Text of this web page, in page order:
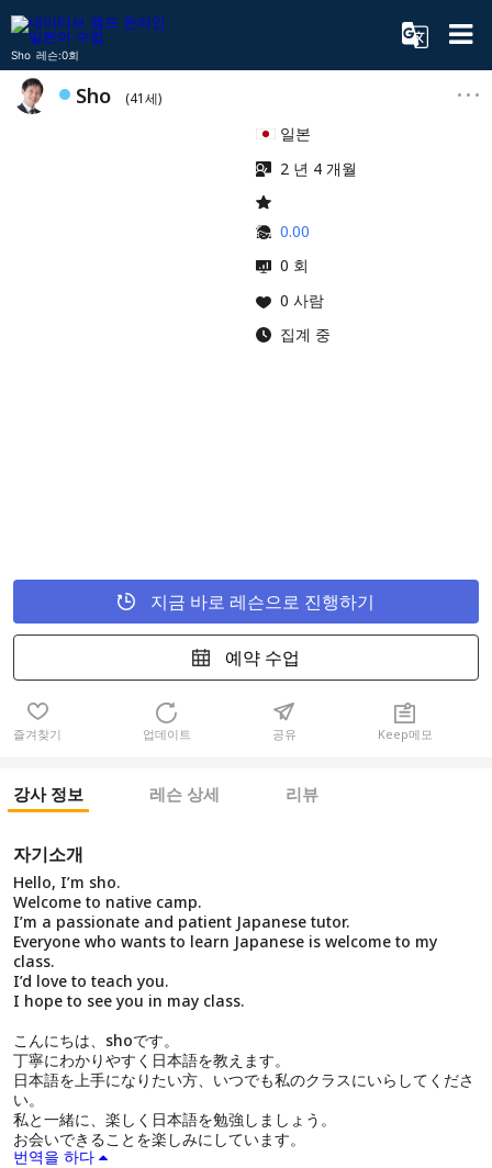
Sho 레슨:0회
Sho (41세)
일본
2 년 4 개월
0.00
0 회
0 사람
집계 중
지금 바로 레슨으로 진행하기
예약 수업
즐겨찾기 업데이트 공유 Keep메모
강사 정보 레슨 상세 리뷰
자기소개
Hello, I’m sho.
Welcome to native camp.
I’m a passionate and patient Japanese tutor.
Everyone who wants to learn Japanese is welcome to my
class.
I’d love to teach you.
I hope to see you in may class.
こんにちは、shoです。
丁寧にわかりやすく日本語を教えます。
日本語を上手になりたい方、いつでも私のクラスにいらしてくださ
い。
私と一緒に、楽しく日本語を勉強しましょう。
お会いできることを楽しみにしています。
번역을 하다